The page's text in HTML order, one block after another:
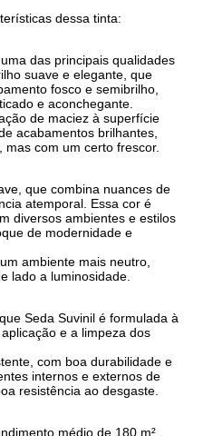
dessa tinta:
das principais qualidades
suave e elegante, que
fosco e semibrilho,
e aconchegante.
de maciez à superfície
acabamentos brilhantes,
com um certo frescor.
que combina nuances de
atemporal. Essa cor é
diversos ambientes e estilos
de modernidade e
ambiente mais neutro,
lado a luminosidade.
Seda Suvinil é formulada à
e a limpeza dos
com boa durabilidade e
internos e externos de
resistência ao desgaste.
médio de 180 m²,